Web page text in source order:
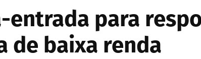
entrada para
de baixa renda